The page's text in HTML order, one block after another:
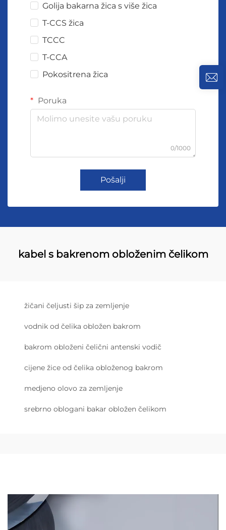
Golija bakarna žica s više žica
T-CCS žica
TCCC
T-CCA
Pokositrena žica
Poruka
0/1000
Pošalji
kabel s bakrenom obloženim čelikom
žičani čeljusti šip za zemljenje
vodnik od čelika obložen bakrom
bakrom obloženi čelični antenski vodič
cijene žice od čelika obloženog bakrom
medjeno olovo za zemljenje
srebrno oblogani bakar obložen čelikom